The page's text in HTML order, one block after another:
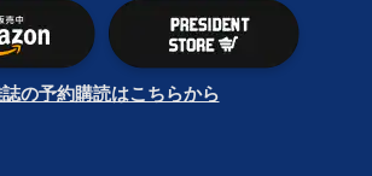
の予約購読はこちらから